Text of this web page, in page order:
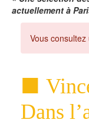
actuellement à
Vous
Dans